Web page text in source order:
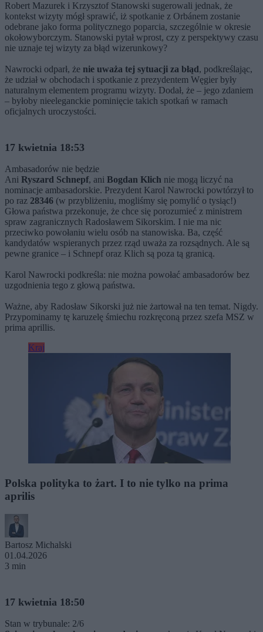
Robert Mazurek i Krzysztof Stanowski sugerowali jednak, że
kontekst wizyty mógł sprawić, iż spotkanie z Orbánem zostanie
odebrane jako forma politycznego poparcia, szczególnie w okresie
okołowyborczym. Stanowski pytał wprost, czy z perspektywy czasu
nie uznaje tej wizyty za błąd wizerunkowy?
Nawrocki odparł, że nie uważa tej sytuacji za błąd, podkreślając,
że udział w obchodach i spotkanie z prezydentem Węgier były
naturalnym elementem programu wizyty. Dodał, że – jego zdaniem
– byłoby nieeleganckie pominięcie takich spotkań w ramach
oficjalnych uroczystości.
17 kwietnia 18:53
Ambasadorów nie będzie
Ani Ryszard Schnepf, ani Bogdan Klich nie mogą liczyć na
nominacje ambasadorskie. Prezydent Karol Nawrocki powtórzył to
po raz 28346 (w przybliżeniu, mogliśmy się pomylić o tysiąc!)
Głowa państwa przekonuje, że chce się porozumieć z ministrem
spraw zagranicznych Radosławem Sikorskim. I nie ma nic
przeciwko powołaniu wielu osób na stanowiska. Ba, część
kandydatów wspieranych przez rząd uważa za rozsądnych. Ale są
pewne granice – i Schnepf oraz Klich są poza tą granicą.
Karol Nawrocki podkreśla: nie można powołać ambasadorów bez
uzgodnienia tego z głową państwa.
Ważne, aby Radosław Sikorski już nie żartował na ten temat. Nigdy.
Przypominamy tę karuzelę śmiechu rozkręconą przez szefa MSZ w
prima aprillis.
Kraj
Polska polityka to żart. I to nie tylko na prima
aprilis
Bartosz Michalski
01.04.2026
3 min
17 kwietnia 18:50
Stan w trybunale: 2/6